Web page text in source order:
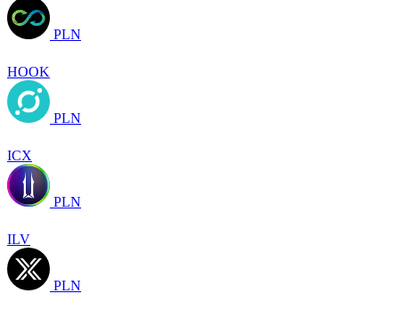
PLN
HOOK
PLN
ICX
PLN
ILV
PLN